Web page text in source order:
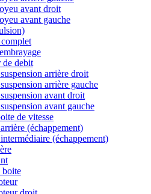
avant droit
avant gauche
de debit
arrière droit
arrière gauche
avant droit
avant gauche
de vitesse
(échappement)
(échappement)
boite